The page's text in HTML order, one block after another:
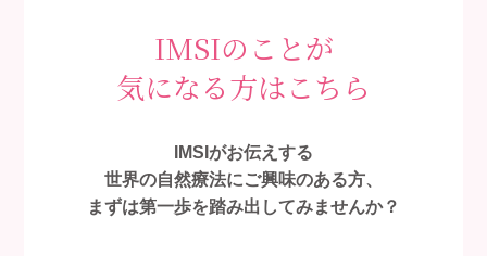
IMSIのことが
気になる方はこちら
IMSIがお伝えする
世界の自然療法にご興味のある方、
まずは第一歩を踏み出してみませんか？